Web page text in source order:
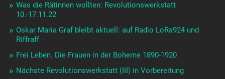
Was die Rätinnen wollten: Revolutionswerkstatt
10.-17.11.22
Oskar Maria Graf bleibt aktuell: auf Radio LoRa924 und
Riffraff
Frei Leben. Die Frauen in der Boheme 1890-1920
Nächste Revolutionswerkstatt (III) in Vorbereitung